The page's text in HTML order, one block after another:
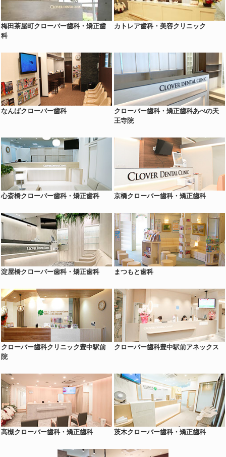
梅田茶屋町クローバー歯科・矯正歯
科
カトレア歯科・美容クリニック
なんばクローバー歯科
クローバー歯科・矯正歯科あべの天
王寺院
心斎橋クローバー歯科・矯正歯科 京橋クローバー歯科・矯正歯科
淀屋橋クローバー歯科・矯正歯科 まつもと歯科
クローバー歯科クリニック豊中駅前
院
クローバー歯科豊中駅前アネックス
高槻クローバー歯科・矯正歯科 茨木クローバー歯科・矯正歯科